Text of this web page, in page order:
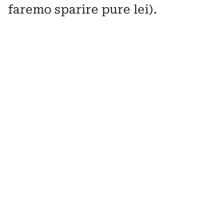
faremo sparire pure lei).